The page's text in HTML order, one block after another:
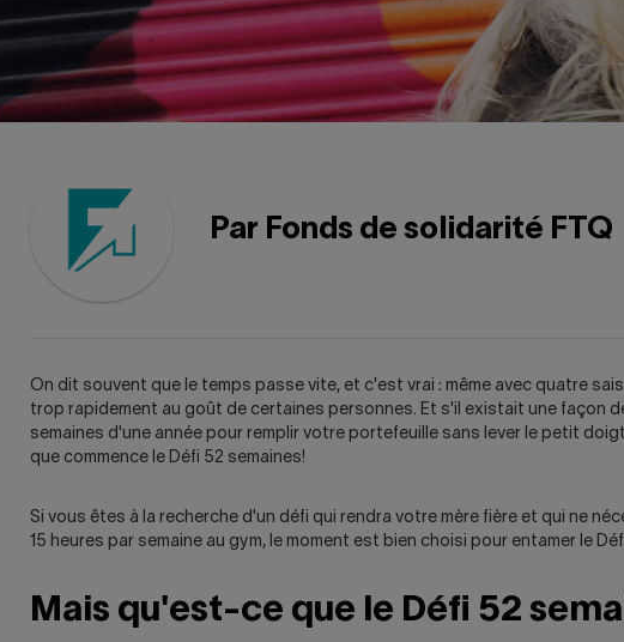
Par Fonds de solidarité FTQ
On dit souvent que le temps passe vite, et c'est vrai : même avec quatre
trop rapidement au goût de certaines personnes. Et s'il existait une façon
semaines d'une année pour remplir votre portefeuille sans lever le petit
que commence le Défi 52 semaines!
Si vous êtes à la recherche d'un défi qui rendra votre mère fière et qui ne
15 heures par semaine au gym, le moment est bien choisi pour entamer le
Mais qu'est-ce que le Défi 52